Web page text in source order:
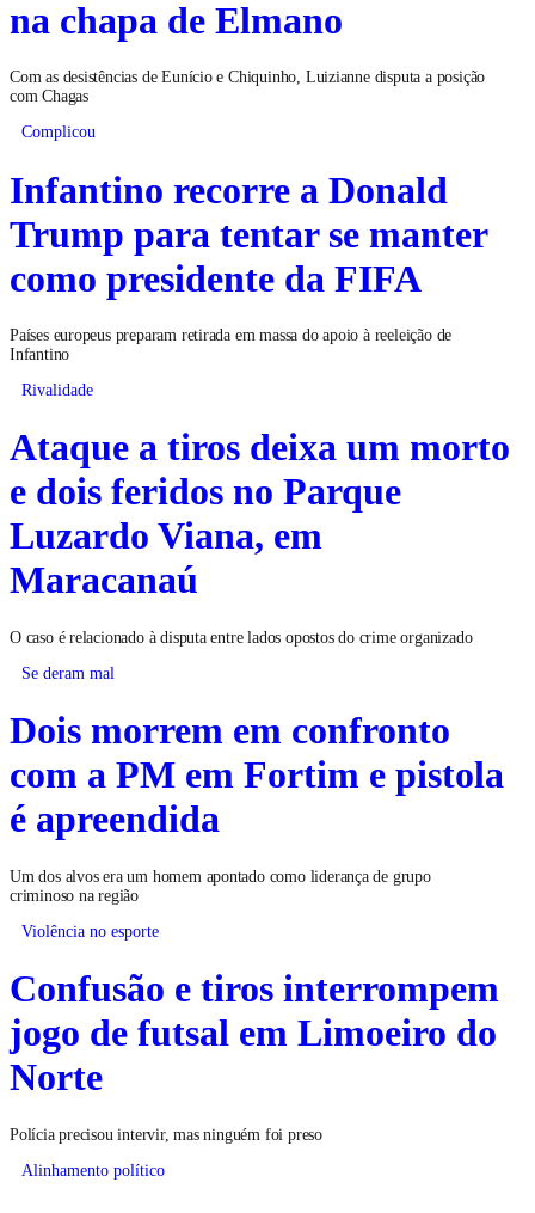
na chapa de Elmano
Com as desistências de Eunício e Chiquinho, Luizianne disputa a posição
com Chagas
Complicou
Infantino recorre a Donald
Trump para tentar se manter
como presidente da FIFA
Países europeus preparam retirada em massa do apoio à reeleição de
Infantino
Rivalidade
Ataque a tiros deixa um morto
e dois feridos no Parque
Luzardo Viana, em
Maracanaú
O caso é relacionado à disputa entre lados opostos do crime organizado
Se deram mal
Dois morrem em confronto
com a PM em Fortim e pistola
é apreendida
Um dos alvos era um homem apontado como liderança de grupo
criminoso na região
Violência no esporte
Confusão e tiros interrompem
jogo de futsal em Limoeiro do
Norte
Polícia precisou intervir, mas ninguém foi preso
Alinhamento político